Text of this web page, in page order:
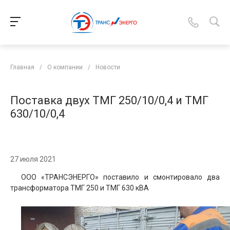
Главная / О компании / Новости
Поставка двух ТМГ 250/10/0,4 и ТМГ
630/10/0,4
27 июля 2021
ООО «ТРАНСЭНЕРГО» поставило и смонтировало два
трансформатора ТМГ 250 и ТМГ 630 кВА